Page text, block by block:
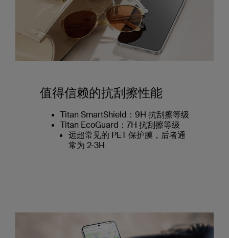
值得信赖的抗刮擦性能
Titan SmartShield：9H 抗刮擦等级
Titan EcoGuard：7H 抗刮擦等级
远超常见的 PET 保护膜，后者通
常为 2-3H